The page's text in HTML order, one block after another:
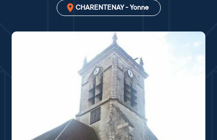
CHARENTENAY - Yonne